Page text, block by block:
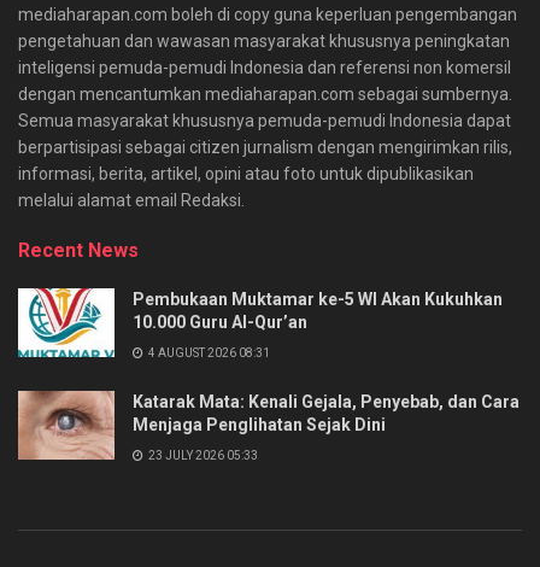
mediaharapan.com boleh di copy guna keperluan pengembangan
pengetahuan dan wawasan masyarakat khususnya peningkatan
inteligensi pemuda-pemudi Indonesia dan referensi non komersil
dengan mencantumkan mediaharapan.com sebagai sumbernya.
Semua masyarakat khususnya pemuda-pemudi Indonesia dapat
berpartisipasi sebagai citizen jurnalism dengan mengirimkan rilis,
informasi, berita, artikel, opini atau foto untuk dipublikasikan
melalui alamat email Redaksi.
Recent News
Pembukaan Muktamar ke-5 WI Akan Kukuhkan
10.000 Guru Al-Qur’an
4 AUGUST 2026 08:31
Katarak Mata: Kenali Gejala, Penyebab, dan Cara
Menjaga Penglihatan Sejak Dini
23 JULY 2026 05:33